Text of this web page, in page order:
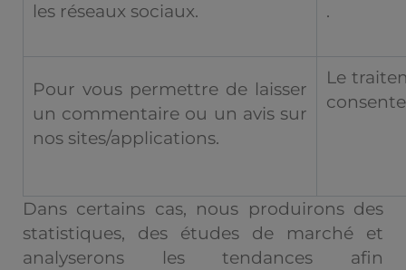
les réseaux sociaux.
.
Pour vous permettre de laisser
un commentaire ou un avis sur
nos sites/applications.
Le
Dans certains cas, nous produirons des
statistiques, des études de marché et
analyserons les tendances afin